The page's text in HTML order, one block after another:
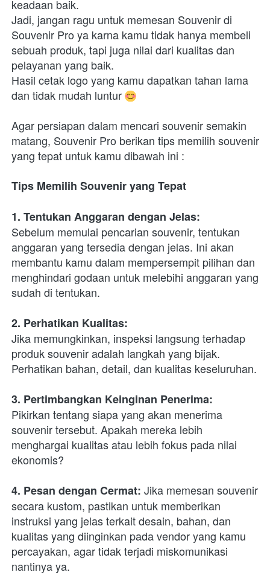
keadaan baik.
Jadi, jangan ragu untuk memesan Souvenir di
Souvenir Pro ya karna kamu tidak hanya membeli
sebuah produk, tapi juga nilai dari kualitas dan
pelayanan yang baik.
Hasil cetak logo yang kamu dapatkan tahan lama
dan tidak mudah luntur
Agar persiapan dalam mencari souvenir semakin
matang, Souvenir Pro berikan tips memilih souvenir
yang tepat untuk kamu dibawah ini :
Tips Memilih Souvenir yang Tepat
1. Tentukan Anggaran dengan Jelas:
Sebelum memulai pencarian souvenir, tentukan
anggaran yang tersedia dengan jelas. Ini akan
membantu kamu dalam mempersempit pilihan dan
menghindari godaan untuk melebihi anggaran yang
sudah di tentukan.
2. Perhatikan Kualitas:
Jika memungkinkan, inspeksi langsung terhadap
produk souvenir adalah langkah yang bijak.
3. Pertimbangkan Keinginan Penerima:
Pikirkan tentang siapa yang akan menerima
souvenir tersebut. Apakah mereka lebih
menghargai kualitas atau lebih fokus pada nilai
ekonomis?
4. Pesan dengan Cermat: Jika memesan souvenir
secara kustom, pastikan untuk memberikan
instruksi yang jelas terkait desain, bahan, dan
kualitas yang diinginkan pada vendor yang kamu
percayakan, agar tidak terjadi miskomunikasi
nantinya ya.